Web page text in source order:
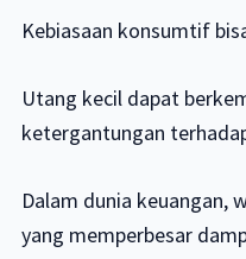
Kebiasaan konsumtif
Utang kecil dapat
ketergantungan
Dalam dunia keuangan,
yang memperbesar